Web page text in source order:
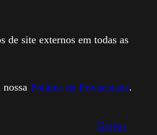
de site externos em todas as
Política de Privacidade.
Gravar